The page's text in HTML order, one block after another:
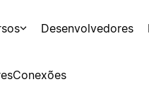
Desenvolvedores
Conexões